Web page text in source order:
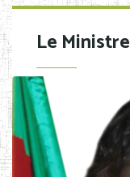
Le Ministre